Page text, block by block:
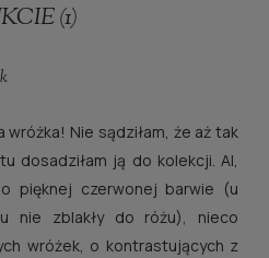
(1)
wróżka! Nie sądziłam, że aż tak
dosadziłam ją do kolekcji. Al,
pięknej czerwonej barwie (u
nie zblakły do różu), nieco
wróżek, o kontrastujących z